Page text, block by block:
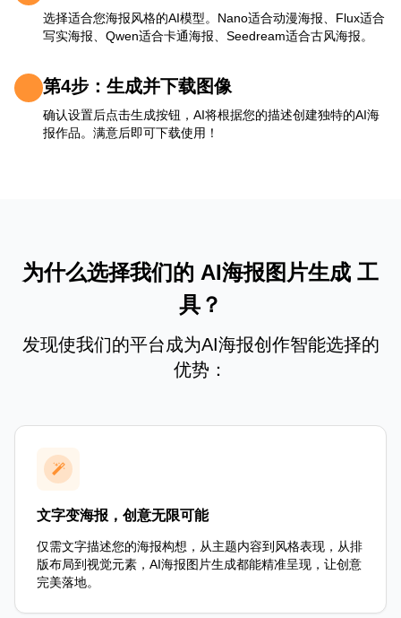
选择适合您海报风格的AI模型。Nano适合动漫海报、Flux适合
写实海报、Qwen适合卡通海报、Seedream适合古风海报。
第4步：生成并下载图像
确认设置后点击生成按钮，AI将根据您的描述创建独特的AI海
报作品。满意后即可下载使用！
为什么选择我们的 AI海报图片生成 工
具？
发现使我们的平台成为AI海报创作智能选择的
优势：
文字变海报，创意无限可能
仅需文字描述您的海报构想，从主题内容到风格表现，从排
版布局到视觉元素，AI海报图片生成都能精准呈现，让创意
完美落地。